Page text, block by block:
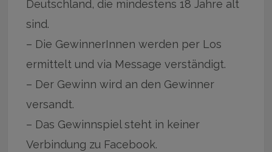
Deutschland, die mindestens 18 Jahre alt
sind.
– Die GewinnerInnen werden per Los
ermittelt und via Message verständigt.
– Der Gewinn wird an den Gewinner
versandt.
– Das Gewinnspiel steht in keiner
Verbindung zu Facebook.